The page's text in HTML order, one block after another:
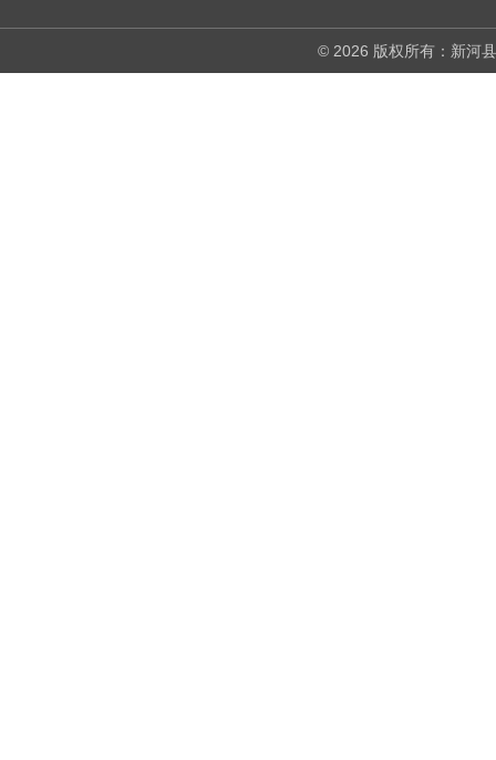
© 2026 版权所有：新河